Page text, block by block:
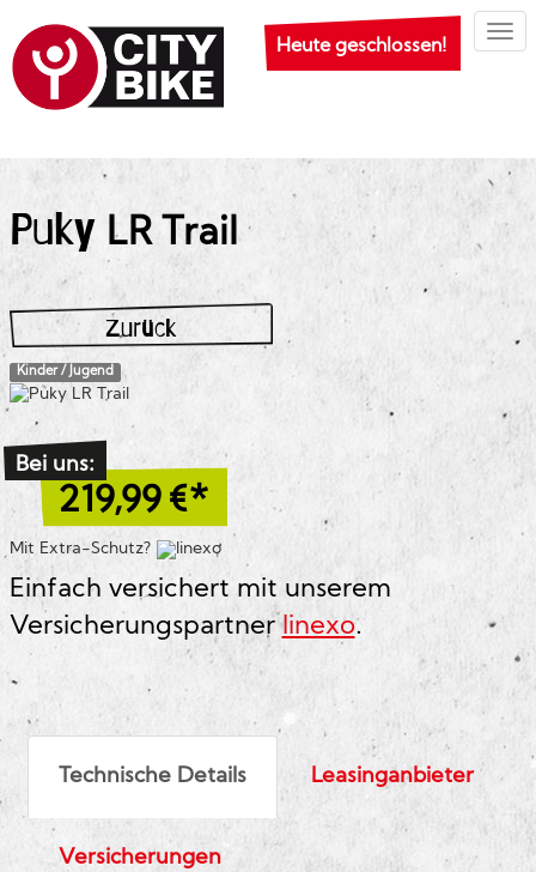
Heute geschlossen!
Puky LR Trail
Zurück
Kinder / Jugend
Bei uns:
219,99 €*
Mit Extra-Schutz?
Einfach versichert mit unserem
Versicherungspartnerlinexo.
Technische Details Leasinganbieter
Versicherungen